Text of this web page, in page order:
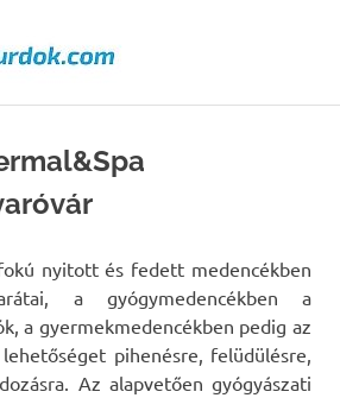
nyitott és fedett medencékben
a gyógymedencékben a
a gyermekmedencékben pedig az
pihenésre, felüdülésre,
Az alapvetően gyógyászati